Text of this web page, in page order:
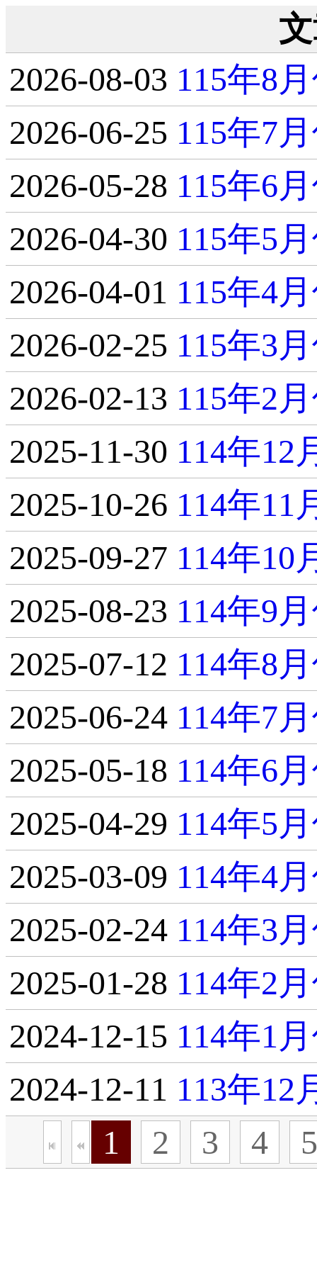
2026-08-03 115年8
2026-06-25 115年7
2026-05-28 115年6
2026-04-30 115年5
2026-04-01 115年4
2026-02-25 115年3
2026-02-13 115年2
2025-11-30 114年12
2025-10-26 114年11
2025-09-27 114年10
2025-08-23 114年9
2025-07-12 114年8
2025-06-24 114年7
2025-05-18 114年6
2025-04-29 114年5
2025-03-09 114年4
2025-02-24 114年3
2025-01-28 114年2
2024-12-15 114年1
2024-12-11 113年12
1
2 3 4